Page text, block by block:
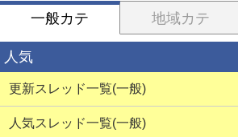
一般カテ 地域カテ
人気
更新スレッド一覧(一般)
人気スレッド一覧(一般)